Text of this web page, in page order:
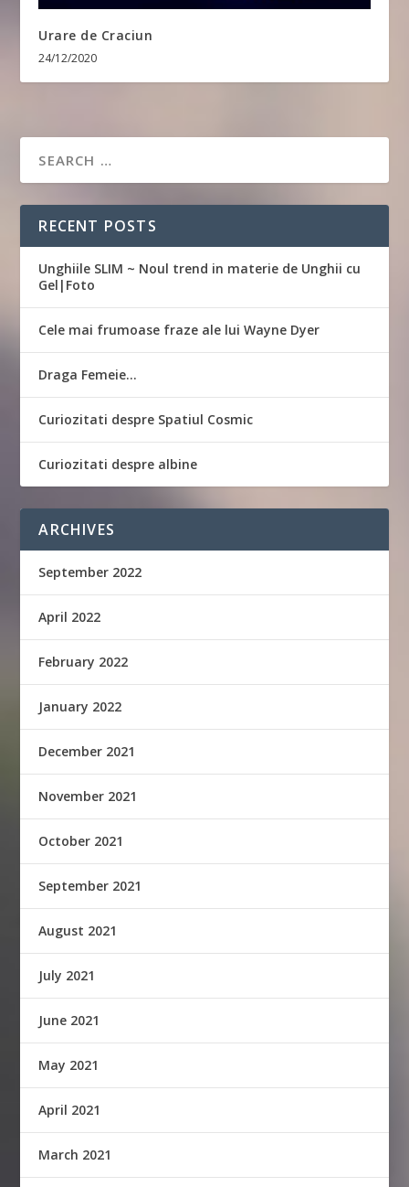
Urare de Craciun
24/12/2020
RECENT POSTS
Unghiile SLIM ~ Noul trend in materie de Unghii cu
Gel|Foto
Cele mai frumoase fraze ale lui Wayne Dyer
Draga Femeie…
Curiozitati despre Spatiul Cosmic
Curiozitati despre albine
ARCHIVES
September 2022
April 2022
February 2022
January 2022
December 2021
November 2021
October 2021
September 2021
August 2021
July 2021
June 2021
May 2021
April 2021
March 2021